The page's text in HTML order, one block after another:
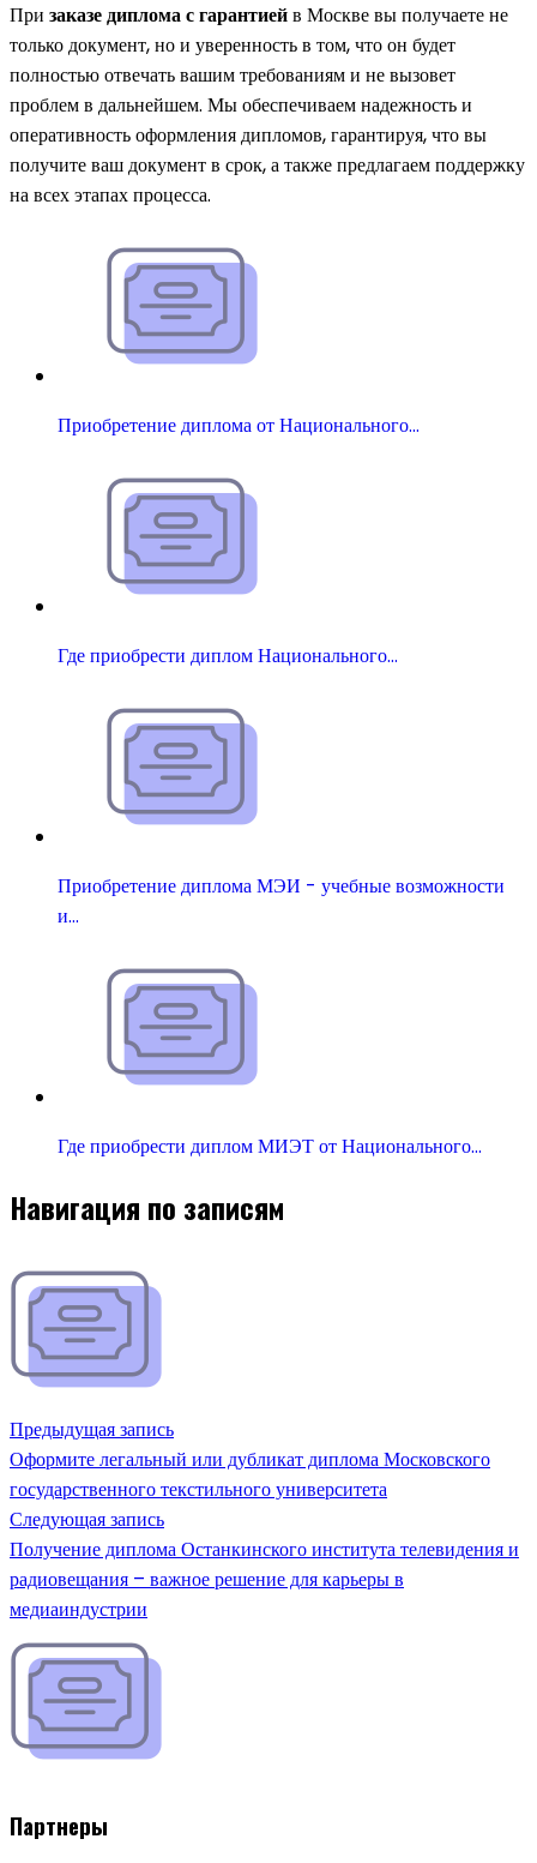
При заказе диплома с гарантиейв Москве вы получаете не
только документ, но и уверенность в том, что он будет
полностью отвечать вашим требованиям и не вызовет
проблем в дальнейшем. Мы обеспечиваем надежность и
оперативность оформления дипломов, гарантируя, что вы
получите ваш документ в срок, а также предлагаем поддержку
на всех этапах процесса.
Приобретение диплома от Национального…
Где приобрести диплом Национального…
Приобретение диплома МЭИ - учебные возможности
и…
Где приобрести диплом МИЭТ от Национального…
Навигация по записям
Предыдущая запись
Оформите легальный или дубликат диплома Московского
государственного текстильного университета
Следующая запись
Получение диплома Останкинского института телевидения и
радиовещания – важное решение для карьеры в
медиаиндустрии
Партнеры